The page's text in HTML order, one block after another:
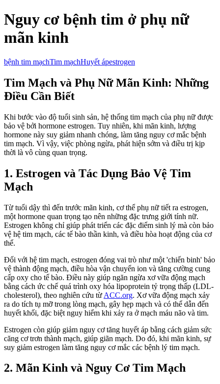
Nguy cơ bệnh tim ở phụ nữ
mãn kinh
bệnh tim mạchTim mạchHuyết ápestrogen
Tim Mạch và Phụ Nữ Mãn Kinh: Những
Điều Cần Biết
Khi bước vào độ tuổi sinh sản, hệ thống tim mạch của phụ nữ được
bảo vệ bởi hormone estrogen. Tuy nhiên, khi mãn kinh, lượng
hormone này suy giảm nhanh chóng, làm tăng nguy cơ mắc bệnh
tim mạch. Vì vậy, việc phòng ngừa, phát hiện sớm và điều trị kịp
thời là vô cùng quan trọng.
1. Estrogen và Tác Dụng Bảo Vệ Tim
Mạch
Từ tuổi dậy thì đến trước mãn kinh, cơ thể phụ nữ tiết ra estrogen,
một hormone quan trọng tạo nên những đặc trưng giới tính nữ.
Estrogen không chỉ giúp phát triển các đặc điểm sinh lý mà còn bảo
vệ hệ tim mạch, các tế bào thần kinh, và điều hòa hoạt động của cơ
thể.
Đối với hệ tim mạch, estrogen đóng vai trò như một 'chiến binh' bảo
vệ thành động mạch, điều hòa vận chuyển ion và tăng cường cung
cấp oxy cho tế bào. Điều này giúp ngăn ngừa xơ vữa động mạch
bằng cách ức chế quá trình oxy hóa lipoprotein tỷ trọng thấp (LDL-
cholesterol), theo nghiên cứu từ ACC.org. Xơ vữa động mạch xảy
ra do tích tụ mỡ trong lòng mạch, gây hẹp mạch và có thể dẫn đến
huyết khối, đặc biệt nguy hiểm khi xảy ra ở mạch máu não và tim.
Estrogen còn giúp giảm nguy cơ tăng huyết áp bằng cách giảm sức
căng cơ trơn thành mạch, giúp giãn mạch. Do đó, khi mãn kinh, sự
suy giảm estrogen làm tăng nguy cơ mắc các bệnh lý tim mạch.
2. Mãn Kinh và Nguy Cơ Tim Mạch